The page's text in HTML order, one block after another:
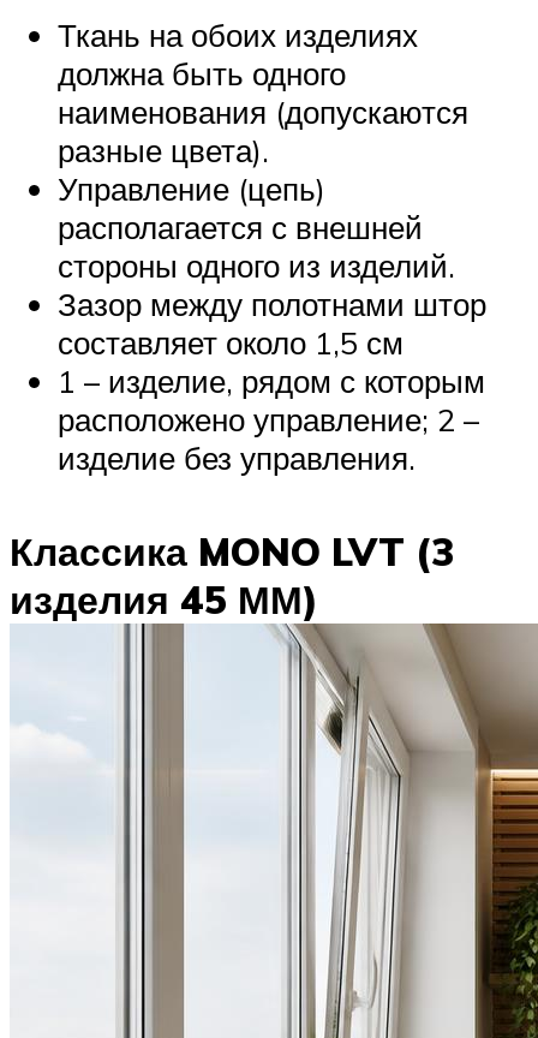
Ткань на обоих изделиях
должна быть одного
наименования (допускаются
разные цвета).
Управление (цепь)
располагается с внешней
стороны одного из изделий.
Зазор между полотнами штор
составляет около 1,5 см
1 – изделие, рядом с которым
расположено управление; 2 –
изделие без управления.
Классика MONO LVT (3
изделия 45 ММ)